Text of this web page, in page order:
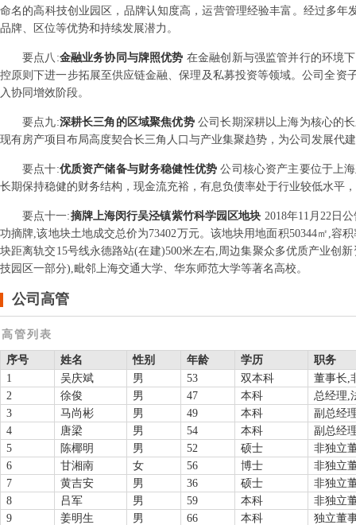
命名的高科技创业园区，品牌认知度高，运营管理经验丰富。经过多
品牌、区位等优势和持续发展潜力。
要点 八 :金融业务协同与牌照优势 在金融创新与强监管并行的环境
控原则下进一步拓展至供应链金融、保理及私募投资等领域。公司全
入协同增效阶段。
要点九:深耕长三角的区域聚焦优势 公司长期深耕以上海为核心的
现有房产项目布局高度契合长三角人口与产业集聚趋势，为公司发展代
要点十:优质资产储备与财务稳健性优势公司核心资产主要位于上
长期保持稳健的财务结构，现金流充裕，有息负债率处于行业较低水平
要点十一:摘牌上海闵行吴泾镇紫竹科学园区地块 2018年11月22日
功摘牌,该地块土地成交总价为73402万元。该地块用地面积50344㎡,容
块距离轨交15号线永德路站(在建)500米左右,周边集聚众多优质产业创
技园区一部分),毗邻上海交通大学、华东师范大学等著名高校。
公司高管
高管列表
序号 姓名 性别 年龄 学历
职务
1
吴庆斌 男 53 双本科
董事长,
2
徐俊 男 47 本科
总经理,
3
马尚彬 男 49 本科
副总经
4
唐梁 男 54 本科
副总经
5
陈椰明 男 52 硕士
非独立
6
甘湘南 女 56 博士
非独立
7
黄吉安 男 36 硕士
非独立
8
吕军 男 59 本科
非独立
9
姜明生 男 66 本科
独立董